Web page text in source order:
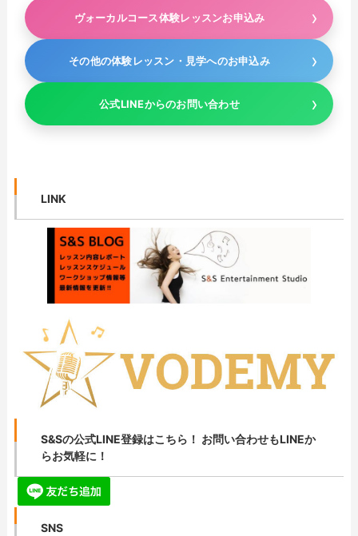
ヴォーカルコース体験レッスンお申込み
その他の体験レッスン・見学へのお申込み
公式LINEからのお問い合わせ
LINK
S&Sの公式LINE登録はこちら！ お問い合わせもLINEか
らお気軽に！
SNS